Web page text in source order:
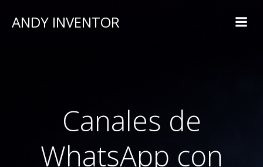
ANDY INVENTOR
Canales de
WhatsApp con